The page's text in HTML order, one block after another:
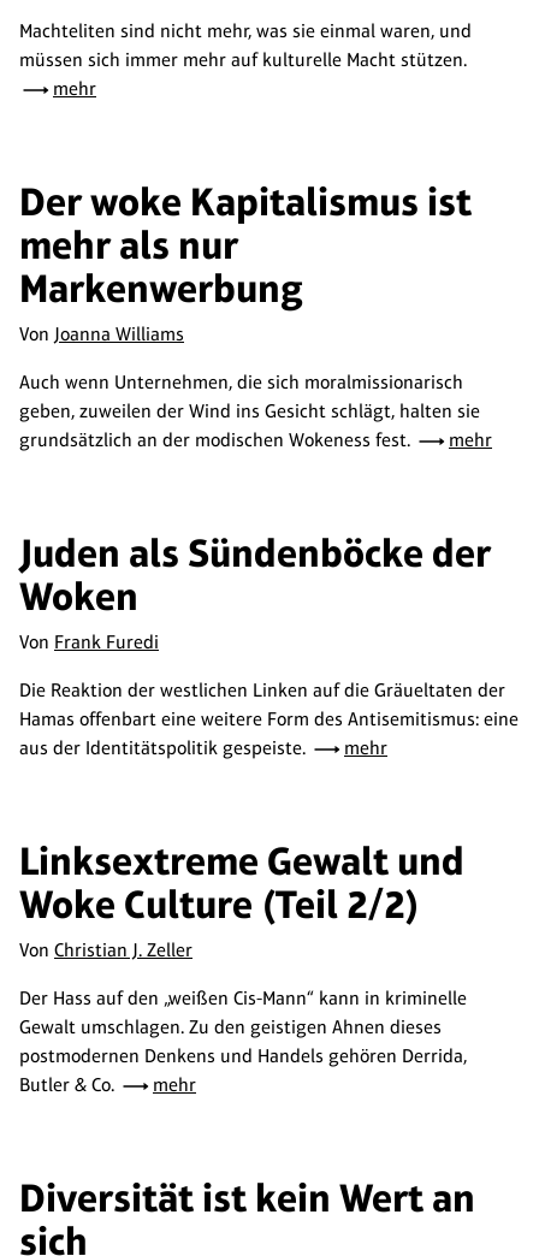
Machteliten sind nicht mehr, was sie einmal waren, und
müssen sich immer mehr auf kulturelle Macht stützen.
mehr
Der woke Kapitalismus ist
mehr als nur
Markenwerbung
Von Joanna Williams
Auch wenn Unternehmen, die sich moralmissionarisch
geben, zuweilen der Wind ins Gesicht schlägt, halten sie
grundsätzlich an der modischen Wokeness fest.
mehr
Juden als Sündenböcke der
Woken
Von Frank Furedi
Die Reaktion der westlichen Linken auf die Gräueltaten der
Hamas offenbart eine weitere Form des Antisemitismus: eine
aus der Identitätspolitik gespeiste.
mehr
Linksextreme Gewalt und
Woke Culture (Teil 2/2)
Von Christian J. Zeller
Der Hass auf den „weißen Cis-Mann“ kann in kriminelle
Gewalt umschlagen. Zu den geistigen Ahnen dieses
postmodernen Denkens und Handels gehören Derrida,
Butler & Co.
mehr
Diversität ist kein Wert an
sich